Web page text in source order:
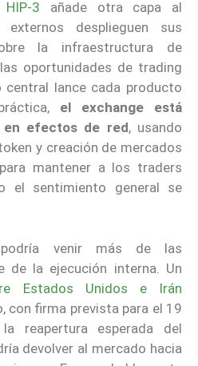
HIP-3 añade otra capa al
desplieguen sus
la infraestructura de
oportunidades de trading
central lance cada producto
el exchange está
en efectos de red, usando
y creación de mercados
mantener a los traders
el sentimiento general se
venir más de las
de la ejecución interna. Un
Estados Unidos e Irán
con firma prevista para el 19
reapertura esperada del
devolver al mercado hacia